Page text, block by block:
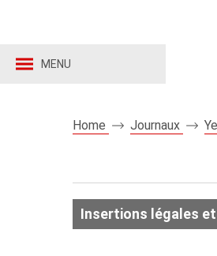
MENU
Home Journaux
Insertions légales